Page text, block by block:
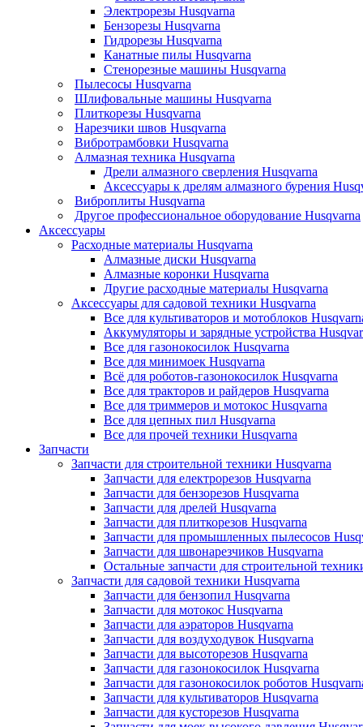
Электрорезы Husqvarna
Бензорезы Husqvarna
Гидрорезы Husqvarna
Канатные пилы Husqvarna
Стенорезные машины Husqvarna
Пылесосы Husqvarna
Шлифовальные машины Husqvarna
Плиткорезы Husqvarna
Нарезчики швов Husqvarna
Вибротрамбовки Husqvarna
Алмазная техника Husqvarna
Дрели алмазного сверления Husqvarna
Аксессуары к дрелям алмазного бурения
Виброплиты Husqvarna
Другое профессиональное оборудование Husqvarna
Аксессуары
Расходные материалы Husqvarna
Алмазные диски Husqvarna
Алмазные коронки Husqvarna
Другие расходные материалы Husqvarna
Аксессуары для садовой техники Husqvarna
Все для культиваторов и мотоблоков
Аккумуляторы и зарядные устройства
Все для газонокосилок Husqvarna
Все для минимоек Husqvarna
Всё для роботов-газонокосилок Husqvarna
Все для тракторов и райдеров Husqvarna
Все для триммеров и мотокос Husqvarna
Все для цепных пил Husqvarna
Все для прочей техники Husqvarna
Запчасти
Запчасти для строительной техники Husqvarna
Запчасти для електрорезов Husqvarna
Запчасти для бензорезов Husqvarna
Запчасти для дрелей Husqvarna
Запчасти для плиткорезов Husqvarna
Запчасти для промышленных пылесосов
Запчасти для швонарезчиков Husqvarna
Остальные запчасти для строительной
Запчасти для садовой техники Husqvarna
Запчасти для бензопил Husqvarna
Запчасти для мотокос Husqvarna
Запчасти для аэраторов Husqvarna
Запчасти для воздуходувок Husqvarna
Запчасти для высоторезов Husqvarna
Запчасти для газонокосилок Husqvarna
Запчасти для газонокосилок роботов
Запчасти для культиваторов Husqvarna
Запчасти для кусторезов Husqvarna